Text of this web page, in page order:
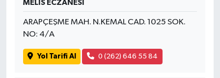
MELİS ECZANESİ
ARAPÇEŞME MAH. N.KEMAL CAD. 1025 SOK.
NO: 4/A
Yol Tarifi Al 0 (262) 646 55 84